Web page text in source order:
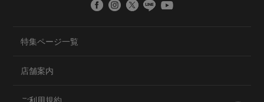
特集ページ一覧
店舗案内